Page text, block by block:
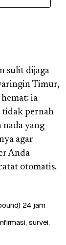
sulit dijaga
Timur,
ia
tidak pernah
nada yang
agar
Anda
otomatis.
24 jam
survei,